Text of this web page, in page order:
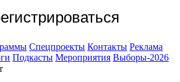
Спецпроекты Контакты Реклама
Подкасты Мероприятия Выборы-2026